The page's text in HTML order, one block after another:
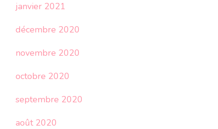
janvier 2021
décembre 2020
novembre 2020
octobre 2020
septembre 2020
août 2020